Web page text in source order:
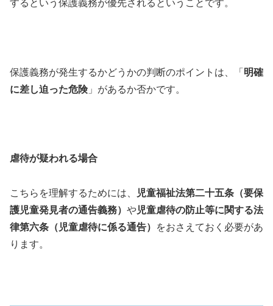
するという保護義務が優先されるということです。
保護義務が発生するかどうかの判断のポイントは、「 明確
に差し迫った危険」があるか否かです。
虐待が疑われる場合
こちらを理解するためには、
児童福祉法第二十五条（要保
護児童発見者の通告義務） や児童虐待の防止等に関する法
律第六条（児童虐待に係る通告）
をおさえておく必要があ
ります。